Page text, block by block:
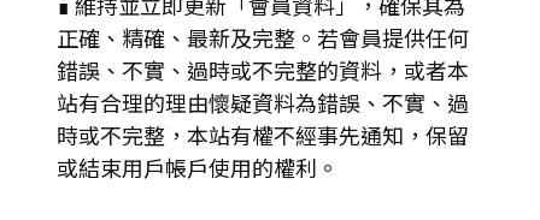
正確、精確、最新及完整。若會員提供任何
錯誤、不實、過時或不完整的資料，或者本
站有合理的理由懷疑資料為錯誤、不實、過
時或不完整，本站有權不經事先通知，保留
或結束用戶帳戶使用的權利。